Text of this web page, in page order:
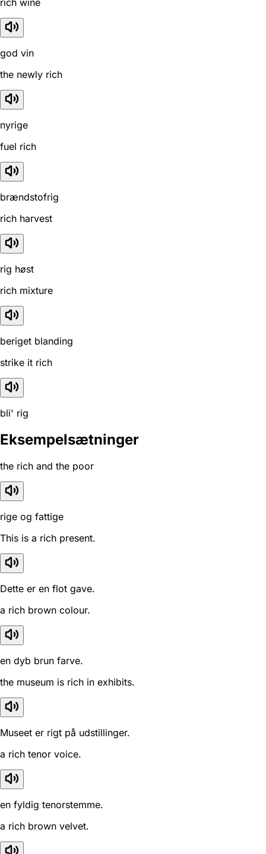
rich wine
god vin
the newly rich
nyrige
fuel rich
brændstofrig
rich harvest
rig høst
rich mixture
beriget blanding
strike it rich
bli' rig
Eksempelsætninger
the rich and the poor
rige og fattige
This is a rich present.
Dette er en flot gave.
a rich brown colour.
en dyb brun farve.
the museum is rich in exhibits.
Museet er rigt på udstillinger.
a rich tenor voice.
en fyldig tenorstemme.
a rich brown velvet.